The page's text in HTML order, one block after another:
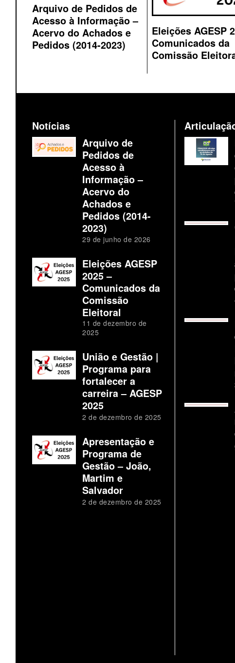
Arquivo de Pedidos de
Acesso à Informação –
Acervo do Achados e
Pedidos (2014-2023)
Eleições AGESP
Comunicados da
Comissão
Notícias
Arquivo de
Pedidos de
Acesso à
Informação –
Acervo do
Achados e
Pedidos (2014-
2023)
29 de junho de 2026
Eleições AGESP
2025 –
Comunicados da
Comissão
Eleitoral
11 de dezembro de
2025
União e Gestão |
Programa para
fortalecer a
carreira – AGESP
2025
2 de dezembro de 2025
Apresentação e
Programa de
Gestão – João,
Martim e
Salvador
2 de dezembro de 2025